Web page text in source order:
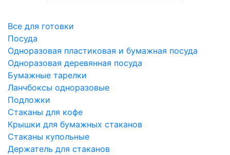
Все для готовки
Посуда
Одноразовая пластиковая и бумажная посуда
Одноразовая деревянная посуда
Бумажные тарелки
Ланчбоксы одноразовые
Подложки
Стаканы для кофе
Крышки для бумажных стаканов
Стаканы купольные
Держатель для стаканов